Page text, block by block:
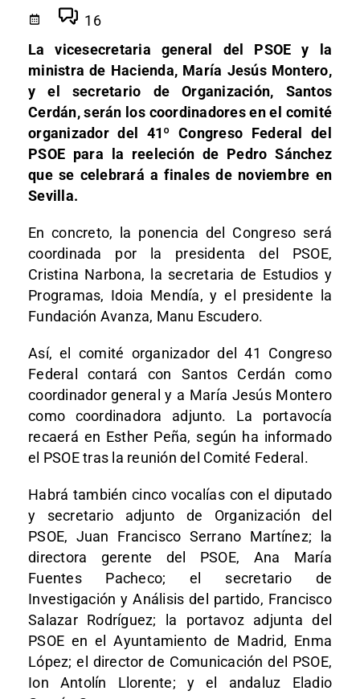
16
La vicesecretaria general del PSOE y la
ministra de Hacienda, María Jesús Montero,
y el secretario de Organización, Santos
Cerdán, serán los coordinadores en el comité
organizador del 41º Congreso Federal del
PSOE para la reeleción de Pedro Sánchez
que se celebrará a finales de noviembre en
Sevilla.
En concreto, la ponencia del Congreso será
coordinada por la presidenta del PSOE,
Cristina Narbona, la secretaria de Estudios y
Programas, Idoia Mendía, y el presidente la
Fundación Avanza, Manu Escudero.
Así, el comité organizador del 41 Congreso
Federal contará con Santos Cerdán como
coordinador general y a María Jesús Montero
como coordinadora adjunto. La portavocía
recaerá en Esther Peña, según ha informado
el PSOE tras la reunión del Comité Federal.
Habrá también cinco vocalías con el diputado
y secretario adjunto de Organización del
PSOE, Juan Francisco Serrano Martínez; la
directora gerente del PSOE, Ana María
Fuentes Pacheco; el secretario de
Investigación y Análisis del partido, Francisco
Salazar Rodríguez; la portavoz adjunta del
PSOE en el Ayuntamiento de Madrid, Enma
López; el director de Comunicación del PSOE,
Ion Antolín Llorente; y el andaluz Eladio